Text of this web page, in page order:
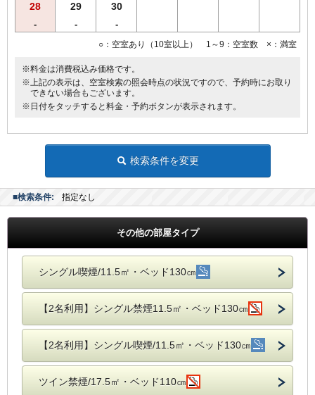
れる場合もございます。
・麺のボリューム、トッピング追加等はヨコイ店内で別途ご精算いただ
【全プラン共通サービス】
・ウェルカムドリンクとしてワシントンR&Bオリジナル挽きたてコーヒ
ーをご用意！
・全室インターネット回線接続可能（Wi-Fi・有線LAN）
------------------------------------------------------
【朝食メニュー（AM6：30-AM9：30）】
・味付ゆでたまご
・オーガニックグラノーラ
・オリジナル挽きたてコーヒー
・紅茶
・ジュース
・牛乳
※朝食メニューおよび朝食時間は予告なく変更となる場合がございます。
28
-
29
-
30
-
○：空室あり（10室以上） 1～9：空室数 ×：満室
※料金は消費税込み価格です。
※上記の表示は、空室検索の照会時点の状況ですので、予約時にお取り
できない場合もございます。
※日付をタッチすると料金・予約ボタンが表示されます。
検索条件を変更
■検索条件: 指定なし
その他の部屋タイプ
シングル喫煙/11.5㎡・ベッド130㎝
【2名利用】シングル禁煙11.5㎡・ベッド130㎝
【2名利用】シングル喫煙/11.5㎡・ベッド130㎝
ツイン禁煙/17.5㎡・ベッド110㎝